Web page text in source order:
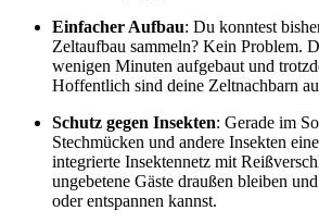
Einfacher Aufbau: Du konntest
Zeltaufbau sammeln? Kein Problem.
wenigen Minuten aufgebaut und
Hoffentlich sind deine Zeltnachbarn
Schutz gegen Insekten: Gerade im
Stechmücken und andere Insekten
integrierte Insektennetz mit
ungebetene Gäste draußen bleiben
oder entspannen kannst.